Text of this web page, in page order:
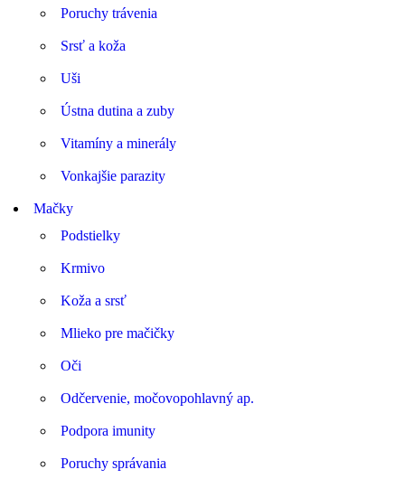
Poruchy trávenia
Srsť a koža
Uši
Ústna dutina a zuby
Vitamíny a minerály
Vonkajšie parazity
Mačky
Podstielky
Krmivo
Koža a srsť
Mlieko pre mačičky
Oči
Odčervenie, močovopohlavný ap.
Podpora imunity
Poruchy správania